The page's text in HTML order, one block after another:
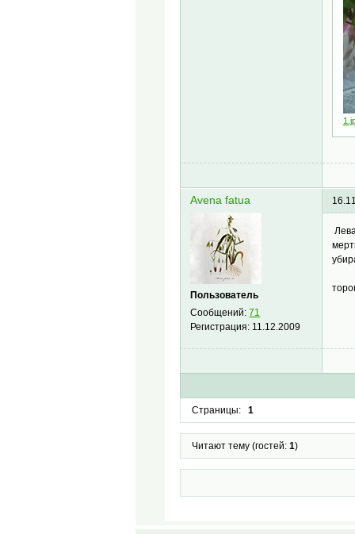
Avena fatua
Пользователь
Сообщений:71
Регистрация: 11.12.2009
Страницы: 1
Читают тему (гостей: 1)